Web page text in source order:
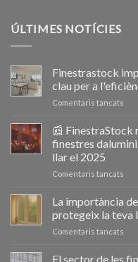
ÚLTIMES NOTÍCIES
Finestrastock
clau per a
Comentaris tancats
el
la
en
📰 FinestraStock
finestres
llar el 2025
Comentaris tancats
el
qué
La importància
protegeix la teva
Comentaris tancats
El sector de les